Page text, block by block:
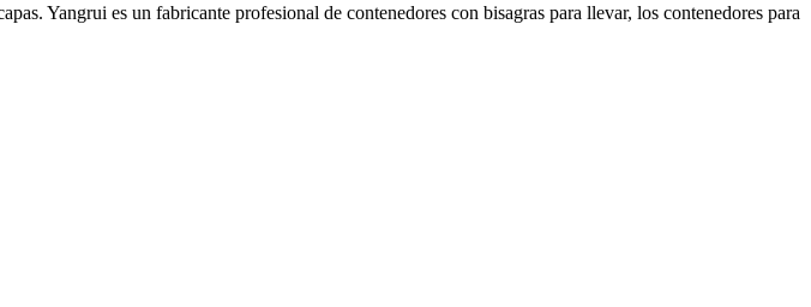
Yangrui es un fabricante profesional de contenedores con bisagras para llevar, los contenedores para